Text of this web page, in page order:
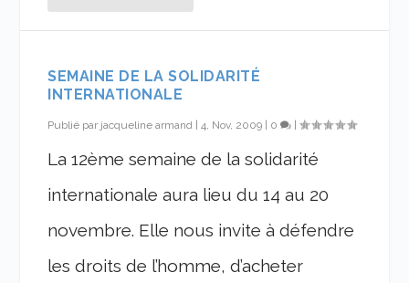
SEMAINE DE LA SOLIDARITÉ
INTERNATIONALE
Publié par jacqueline armand |4, Nov, 2009 0 |
La 12ème semaine de la solidarité
internationale aura lieu du 14 au 20
novembre. Elle nous invite à défendre
les droits de l’homme, d’acheter